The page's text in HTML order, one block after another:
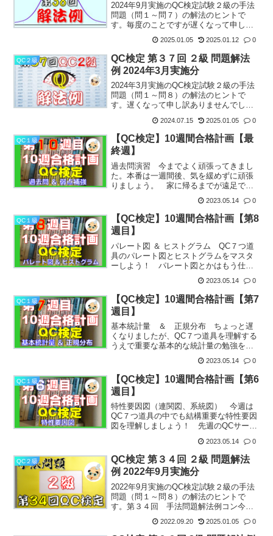
2024年9月実施のQC検定試験２級の手法
問題（問１～問７）の解法のヒントで
す。毎度のことですが遅くなって申し訳
ありませんでした。次回、第３９回もた
ぶん・・・(;^ω^)第３８回 手法問題解法
例コンあけましておめでとうございま
す。本年もよろ...
2025.01.05 2025.01.12 0
QC２級
QC検定 第３７回 ２級 問題解法
例 2024年3月実施分
2024年3月実施のQC検定試験２級の手法
問題（問１～問８）の解法のヒントで
す。遅くなって申し訳ありませんでし
もりです・・・つもりね。(^^ゞ第３７
回 手法問題解法例コン忘れてたんちゃ
う？回転焼なんかや...
2024.07.15 2025.01.05 0
QC１級
【QC検定】10週間合格計画【最
終週】
過去問演習 今までよく頑張ってきまし
た。本番は一週間後、気を緩めずに頑張
りましょう。 家に帰るまでが遠足で
ぁ、試験に受かればいいだけなら今から
でもなんとかなるか、たぶん。よぉ知ら
んけど。第１０週 過去問題集...
2023.05.14 0
QC１級
【QC検定】10週間合格計画【第8
週目】
パレート図 ＆ ヒストグラム QC７つ道
具のパレート図とヒストグラムをマスタ
ーしよう！ パレート図とかはもう仕事
正しい書き方をしてる人が結構少ないの
でちゃんと勉強していきましょう。ヒス
トグラムもね。(^^...
2023.05.14 0
QC１級
【QC検定】10週間合格計画【第7
週目】
基本統計量 ＆ 正規分布 ちょっと遅
くなりましたが、QC７つ道具を理解する
うえで重要な基本的な統計量の勉強をし
ましょう！ 平均とか中央値などは中学
生のころ習ったと思いますがその辺も思
い出しつつ、高校生のころ少しかじった
標準偏差もその理屈を理...
2023.05.14 0
QC１級
【QC検定】10週間合格計画【第6
週目】
特性要因図（連関図、系統図） 今週は
QC７つ道具の中でも結構重要な特性要因
図を理解しましょう！ 先週のQCサーク
因図が使われていたと思います。しれだ
け重要なのでとても１週間程度でマスタ
ーできるものではない...
2023.05.14 0
QC２級
QC検定 第３４回 ２級 問題解法
例 2022年9月実施分
2022年9月実施のQC検定試験２級の手法
問題（問１～問８）の解法のヒントで
す。第３４回 手法問題解法例コン今
回転焼計算少ないので時間的に余裕出来
2022.09.20 2025.01.05 0